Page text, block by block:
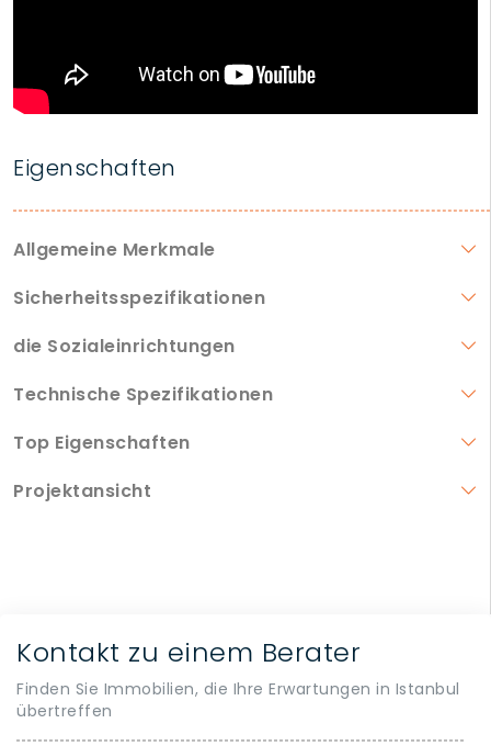
Eigenschaften
Allgemeine Merkmale
Sicherheitsspezifikationen
die Sozialeinrichtungen
Technische Spezifikationen
Top Eigenschaften
Projektansicht
Kontakt zu einem Berater
Finden Sie Immobilien, die Ihre Erwartungen in Istanbul
übertreffen